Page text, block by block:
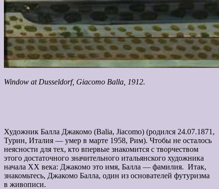
Window at Dusseldorf, Giacomo Balla, 1912.
Художник Балла Джакомо (Balia, Jiacomo) (родился 24.07.1871,
Турин, Италия — умер в марте 1958, Рим). Чтобы не осталось
неясности для тех, кто впервые знакомится с творчеством
этого достаточного значительного итальянского художника
начала XX века: Джакомо это имя, Балла — фамилия. Итак,
знакомьтесь, Джакомо Балла, один из основателей футуризма
в живописи.